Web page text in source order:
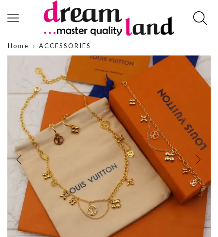
Home ACCESSORIES